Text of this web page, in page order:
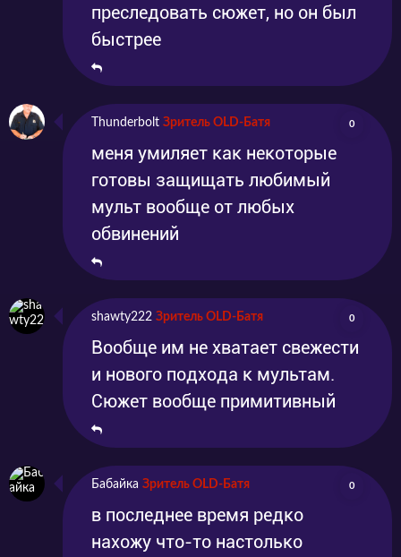
преследовать сюжет, но он был
быстрее
Thunderbolt Зритель OLD-Батя 0
меня умиляет как некоторые
готовы защищать любимый
мульт вообще от любых
обвинений
shawty222 Зритель OLD-Батя 0
Вообще им не хватает свежести
и нового подхода к мультам.
Сюжет вообще примитивный
Бабайка Зритель OLD-Батя 0
в последнее время редко
нахожу что-то настолько